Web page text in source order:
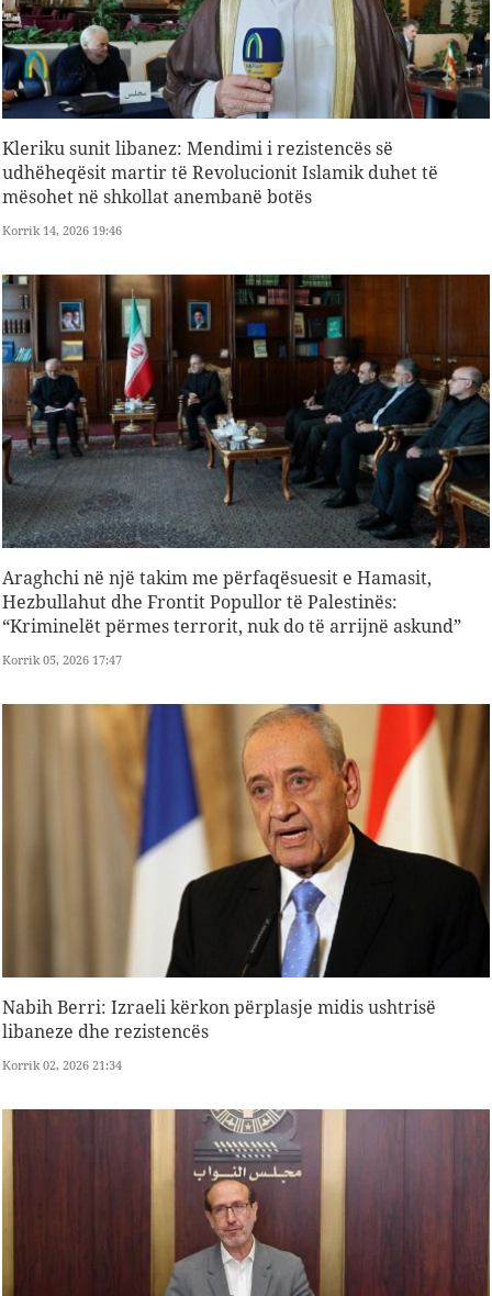
Kleriku sunit libanez: Mendimi i rezistencës së
udhëheqësit martir të Revolucionit Islamik duhet të
mësohet në shkollat ​​anembanë botës
Korrik 14, 2026 19:46
Araghchi në një takim me përfaqësuesit e Hamasit,
Hezbullahut dhe Frontit Popullor të Palestinës:
“Kriminelët përmes terrorit, nuk do të arrijnë askund”
Korrik 05, 2026 17:47
Nabih Berri: Izraeli kërkon përplasje midis ushtrisë
libaneze dhe rezistencës
Korrik 02, 2026 21:34